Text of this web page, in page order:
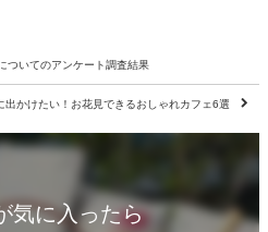
ついてのアンケート調査結果
出かけたい！お花見できるおしゃれカフェ6選
気に入ったら